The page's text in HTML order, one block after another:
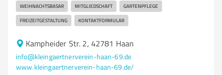
WEIHNACHTSBASAR MITGLIEDSCHAFT GARTENPFLEGE
FREIZEITGESTALTUNG KONTAKTFORMULAR
Kampheider Str. 2, 42781 Haan
info@kleingaertnerverein-haan-69.de
www.kleingaertnerverein-haan-69.de/